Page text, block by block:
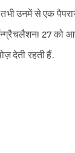
उनमें से एक
27 को
देती रहती हैं.